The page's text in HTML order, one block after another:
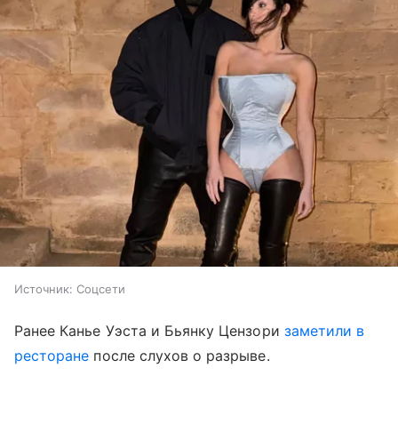
Источник: Соцсети
Ранее Канье Уэста и Бьянку Цензори заметили в
ресторане после слухов о разрыве.